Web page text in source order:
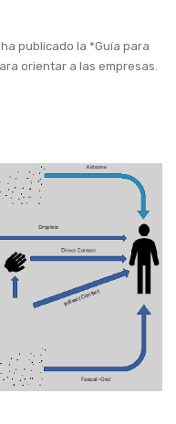
publicado la *Guía para
orientar a las empresas.